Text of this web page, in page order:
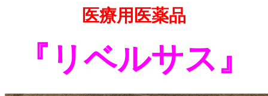
医療用医薬品
『リベルサス』